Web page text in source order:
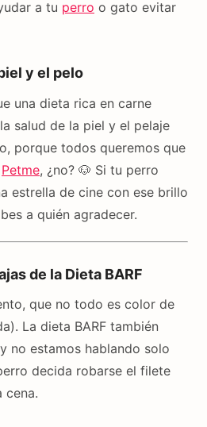
a tu perro o gato evitar
y el pelo
una dieta rica en carne
salud de la piel y el pelaje
porque todos queremos que
Petme, ¿no? 🐶 Si tu perro
estrella de cine con ese brillo
a quién agradecer.
de la Dieta BARF
que no todo es color de
La dieta BARF también
no estamos hablando solo
decida robarse el filete
cena.